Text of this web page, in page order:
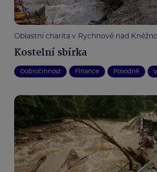
Oblastní charita v Rychnově nad
Kostelní sbírka
Dobročinnost Finance Povodně